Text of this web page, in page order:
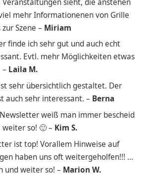
mehr Informationenen von Grille
Szene – Miriam
finde ich sehr gut und auch echt
Evtl. mehr Möglichkeiten etwas
Laila M.
sehr übersichtlich gestaltet. Der
auch sehr interessant. – Berna
weiß man immer bescheid
so! 🙂 – Kim S.
ist top! Vorallem Hinweise auf
haben uns oft weitergeholfen!!! …
und weiter so! – Marion W.